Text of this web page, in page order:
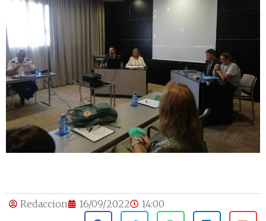
Redaccion 16/09/2022 14:00